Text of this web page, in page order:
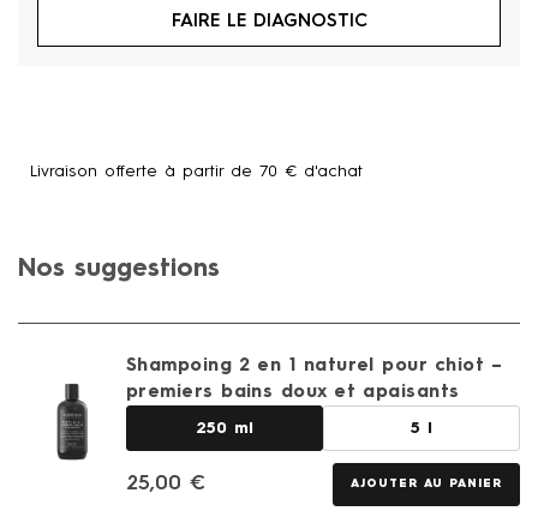
FAIRE LE DIAGNOSTIC
Livraison offerte à partir de 70 € d'achat
Votre chien est unique, sa peau aussi: Trouvez sa routine
Nos suggestions
Shampoing 2 en 1 naturel pour chiot –
premiers bains doux et apaisants
250 ml 5 l
25,00 € AJOUTER AU PANIER